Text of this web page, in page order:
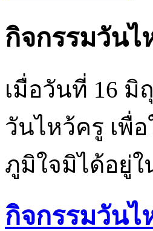
กิจกรรมวันไ
เมื่อวันที่ 16
วันไหว้ครู เพื่
ภูมิใจมิได้อยู่
กิจกรรมวันไ